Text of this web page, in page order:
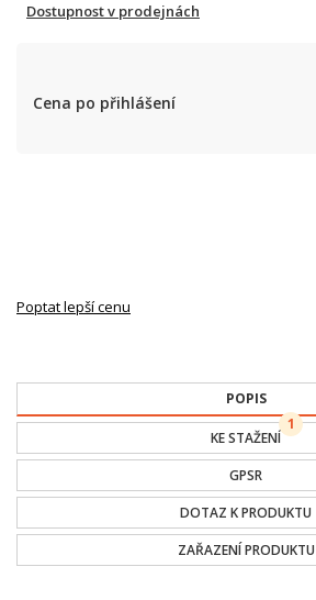
Dostupnost v prodejnách
Cena po přihlášení
Poptat lepší cenu
POPIS
KE STAŽENÍ
1
GPSR
DOTAZ K PRODUKTU
ZAŘAZENÍ PRODUKTU